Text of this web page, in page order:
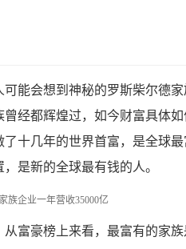
能会想到神秘的罗斯柴尔德
经都辉煌过，如今财富具体
十几年的世界首富，是全球
是新的全球最有钱的人。
富豪榜上来看，最富有的家